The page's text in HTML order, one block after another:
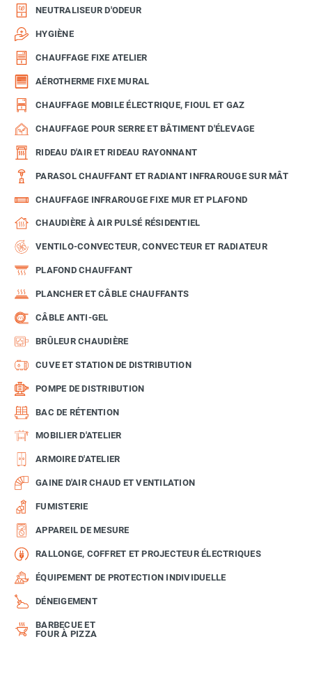
NEUTRALISEUR D'ODEUR
HYGIÈNE
CHAUFFAGE FIXE ATELIER
AÉROTHERME FIXE MURAL
CHAUFFAGE MOBILE ÉLECTRIQUE, FIOUL ET GAZ
CHAUFFAGE POUR SERRE ET BÂTIMENT D'ÉLEVAGE
RIDEAU D'AIR ET RIDEAU RAYONNANT
PARASOL CHAUFFANT ET RADIANT INFRAROUGE SUR MÂT
CHAUFFAGE INFRAROUGE FIXE MUR ET PLAFOND
CHAUDIÈRE À AIR PULSÉ RÉSIDENTIEL
VENTILO-CONVECTEUR, CONVECTEUR ET RADIATEUR
PLAFOND CHAUFFANT
PLANCHER ET CÂBLE CHAUFFANTS
CÂBLE ANTI-GEL
BRÛLEUR CHAUDIÈRE
CUVE ET STATION DE DISTRIBUTION
POMPE DE DISTRIBUTION
BAC DE RÉTENTION
MOBILIER D'ATELIER
ARMOIRE D'ATELIER
GAINE D'AIR CHAUD ET VENTILATION
FUMISTERIE
APPAREIL DE MESURE
RALLONGE, COFFRET ET PROJECTEUR ÉLECTRIQUES
ÉQUIPEMENT DE PROTECTION INDIVIDUELLE
DÉNEIGEMENT
BARBECUE ET
FOUR À PIZZA